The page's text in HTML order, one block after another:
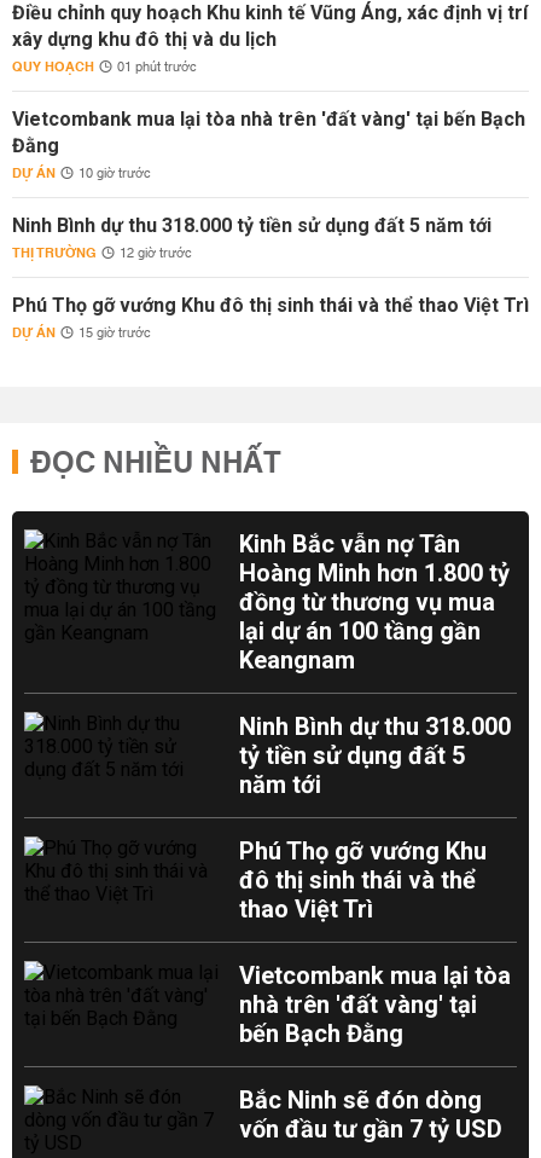
Điều chỉnh quy hoạch Khu kinh tế Vũng Áng, xác định vị trí
xây dựng khu đô thị và du lịch
QUY HOẠCH 01 phút trước
Vietcombank mua lại tòa nhà trên 'đất vàng' tại bến Bạch
Đằng
DỰ ÁN 10 giờ trước
Ninh Bình dự thu 318.000 tỷ tiền sử dụng đất 5 năm tới
THỊ TRƯỜNG 12 giờ trước
Phú Thọ gỡ vướng Khu đô thị sinh thái và thể thao Việt Trì
DỰ ÁN 15 giờ trước
ĐỌC NHIỀU NHẤT
Kinh Bắc vẫn nợ Tân
Hoàng Minh hơn 1.800 tỷ
đồng từ thương vụ mua
lại dự án 100 tầng gần
Keangnam
Ninh Bình dự thu 318.000
tỷ tiền sử dụng đất 5
năm tới
Phú Thọ gỡ vướng Khu
đô thị sinh thái và thể
thao Việt Trì
Vietcombank mua lại tòa
nhà trên 'đất vàng' tại
bến Bạch Đằng
Bắc Ninh sẽ đón dòng
vốn đầu tư gần 7 tỷ USD